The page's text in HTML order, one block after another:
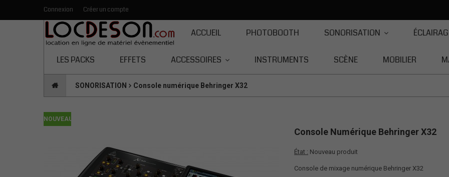
Toutes les catégories
Connexion Créer un compte
ACCUEIL PHOTOBOOTH SONORISATION
LES PACKS EFFETS ACCESSOIRES INSTRUMENTS SCÈNE MOBILIER
SONORISATION Console numérique Behringer X32
NOUVEAU
Console Numérique Behringer X32
État : Nouveau produit
Console de mixage numérique Behringer X32